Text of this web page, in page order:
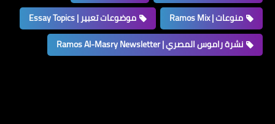
منوعات | Ramos Mix
موضوعات تعبير | Essay Topics
نشرة راموس المصري | Ramos Al-Masry Newsletter